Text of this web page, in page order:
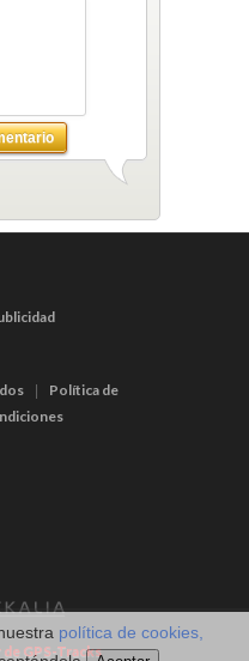
política de cookies,
Política de
GPS-Tracks